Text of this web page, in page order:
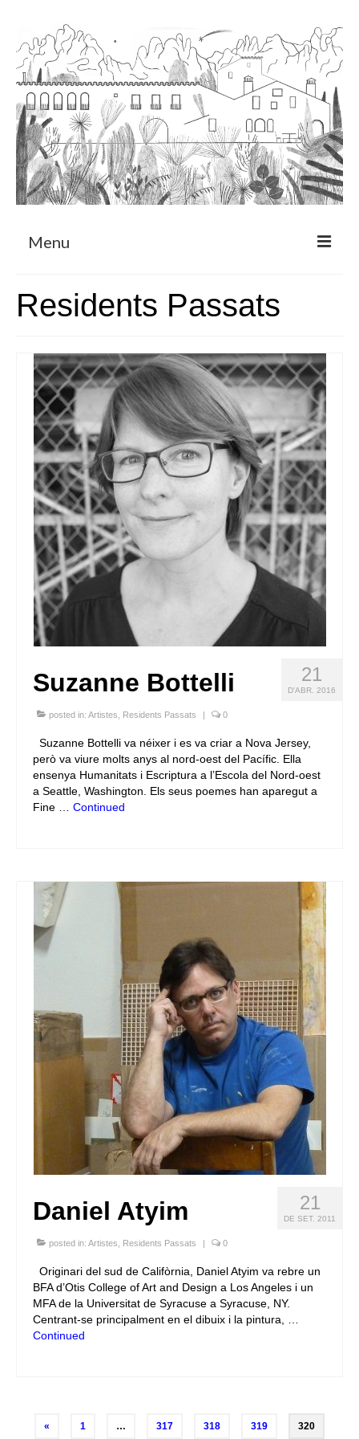
Menu
Programa de Residència
CRUCERO
Queda’t amb nosaltres
Arxiu
Contacte
Idioma:
Residents Passats
21
D'ABR. 2016
Suzanne Bottelli
posted in: Artistes Residents Passats | 0
Suzanne Bottelli va néixer i es va criar a Nova Jersey,
però va viure molts anys al nord-oest del Pacífic. Ella
ensenya Humanitats i Escriptura a l’Escola del Nord-oest
a Seattle, Washington. Els seus poemes han aparegut a
Fine … Continued
21
DE SET. 2011
Daniel Atyim
posted in: Artistes Residents Passats | 0
Originari del sud de Califòrnia, Daniel Atyim va rebre un
BFA d’Otis College of Art and Design a Los Angeles i un
MFA de la Universitat de Syracuse a Syracuse, NY.
Centrant-se principalment en el dibuix i la pintura, …
Continued
Posts
« 1 … 317 318 319 320